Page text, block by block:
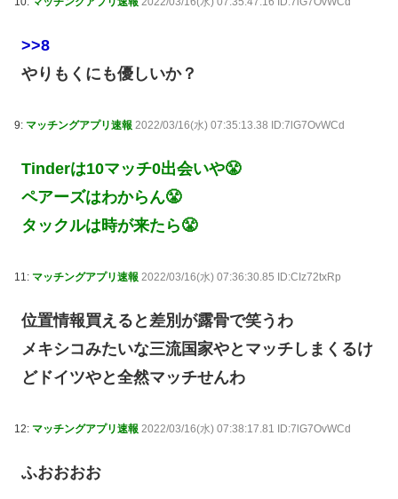
>>8
やりもくにも優しいか？
9: マッチングアプリ速報 2022/03/16(水) 07:35:13.38 ID:7lG7OvWCd
Tinderは10マッチ0出会いや😤
ペアーズはわからん😤
タックルは時が来たら😤
11: マッチングアプリ速報 2022/03/16(水) 07:36:30.85 ID:CIz72txRp
位置情報買えると差別が露骨で笑うわ
メキシコみたいな三流国家やとマッチしまくるけ
どドイツやと全然マッチせんわ
12: マッチングアプリ速報 2022/03/16(水) 07:38:17.81 ID:7lG7OvWCd
ふおおおお